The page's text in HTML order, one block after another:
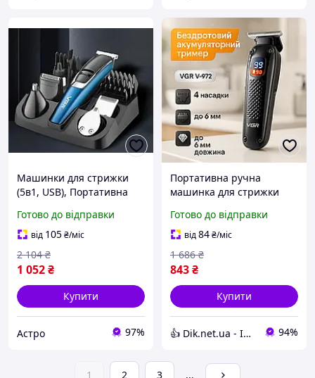
Машинки для стрижки
(5в1, USB), Портативна
стрижки волосся, AST
Готово до відправки
від 105₴/міс
1 052₴
2 104 ₴
Купити
Астро 97%
Портативна ручна
машинка для стрижки
скронь Сімейна машинка
стрижки волосся GK-50
Готово до відправки
від84₴/міс
843₴
1 686 ₴
Купити
👍 Dik.net.ua - Інтернет магазин 94%
1 2 3 ...